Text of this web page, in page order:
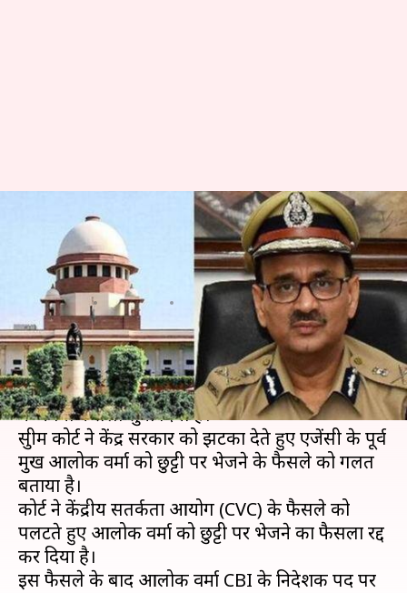
#CBIvsCBI: सुप्रीम कोर्ट ने पलटा
सरकार का फैसला, CBI निदेशक पद
पर बने रहेंगे आलोक वर्मा
प्रमोद कुमार Jan 08, 2019 12:16 pm
क्या है खबर?
सुप्रीम कोर्ट ने देश की सबसे बड़ी जांच एजेंसी CBI मामले
में अपना फैसला सुना दिया है।
सुप्रीम कोर्ट ने केंद्र सरकार को झटका देते हुए एजेंसी के पूर्व
प्रमुख आलोक वर्मा को छुट्टी पर भेजने के फैसले को गलत
बताया है।
कोर्ट ने केंद्रीय सतर्कता आयोग (CVC) के फैसले को
पलटते हुए आलोक वर्मा को छुट्टी पर भेजने का फैसला रद्द
कर दिया है।
इस फैसले के बाद आलोक वर्मा CBI के निदेशक पद पर